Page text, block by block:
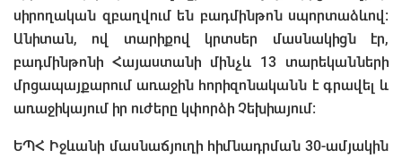
սիրողական զբաղվում են բադմինթոն սպորտաձևով։
Անիտան, ով տարիքով կրտսեր մասնակիցն էր,
բադմինթոնի Հայաստանի մինչև 13 տարեկանների
մրցապայքարում առաջին հորիզոնականն է գրավել և
առաջիկայում իր ուժերը կփորձի Չեխիայում։
ԵՊՀ Իջևանի մասնաճյուղի հիմնադրման 30-ամյակին